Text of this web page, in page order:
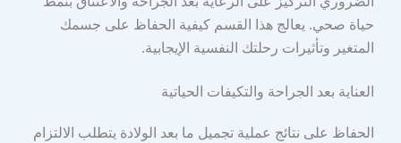
حياة صحي. يعالج هذا القسم كيفية الحفاظ على جسمك
المتغير وتأثيرات رحلتك النفسية الإيجابية.
العناية بعد الجراحة والتكيفات الحياتية
الحفاظ على نتائج عملية تجميل ما بعد الولادة يتطلب الالتزام